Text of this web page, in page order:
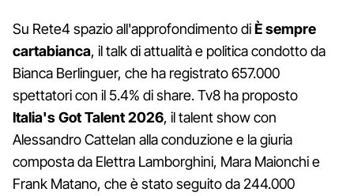
Su Rete4 spazio all'approfondimento diÈ sempre
cartabianca, il talk di attualità e politica condotto da
Bianca Berlinguer, che ha registrato 657.000
spettatori con il 5.4% di share. Tv8 ha proposto
Italia's Got Talent 2026, il talent show con
Alessandro Cattelan alla conduzione e la giuria
composta da Elettra Lamborghini, Mara Maionchi e
Frank Matano, che è stato seguito da 244.000